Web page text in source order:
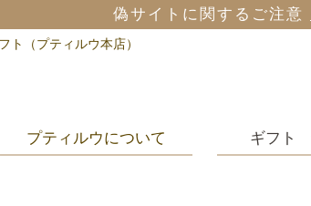
偽サイトに関するご注意
ト（プティルウ本店）
プティルウについて ギフト